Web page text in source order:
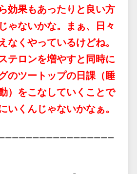
効果もあったりと良い方
ゃないかな。まぁ、日々
なくやっているけどね。
テロンを増やすと同時に
のツートップの日課（睡
）をこなしていくことで
いくんじゃないかなぁ。
ーーーーーーーーーーーーーーーー